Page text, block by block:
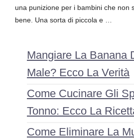
una punizione per i bambini che non
bene. Una sorta di piccola e …
Mangiare La Banana
Male? Ecco La Verità
Come Cucinare Gli
Tonno: Ecco La
Come Eliminare La